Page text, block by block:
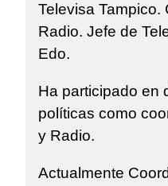
Televisa Tampico.
Radio. Jefe de
Edo.
Ha participado en
políticas como
y Radio.
Actualmente